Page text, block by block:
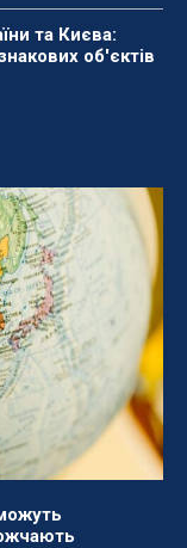
та Києва:
об'єктів